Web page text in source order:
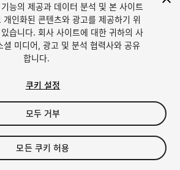
1/7
영됩니다.
능의 제공과 데이터 분석 및 본 사이트
개인화된 콘텐츠와 광고를 제공하기 위
습니다. 회사 사이트에 대한 귀하의 사
셜 미디어, 광고 및 분석 협력사와 공유
합니다.
쿠키 설정
모두 거부
모든 쿠키 허용